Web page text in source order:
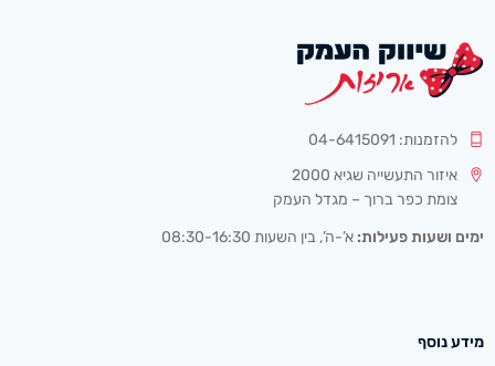
להזמנות: 04-6415091
איזור התעשייה שגיא 2000
צומת כפר ברוך – מגדל העמק
ימים ושעות פעילות: א’-ה’, בין השעות 08:30-16:30
מידע נוסף